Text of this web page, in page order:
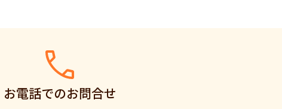
お電話でのお問合せ